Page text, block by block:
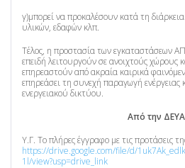
γ)μπορεί να προκαλέσουν κατά τη
υλικών, εδαφών κλπ.
Τέλος, η προστασία των εγκαταστάσεων
επειδή λειτουργούν σε ανοιχτούς χώρους
επηρεαστούν από ακραία καιρικά
επηρεάσει τη συνεχή παραγωγή ενέργειας
ενεργειακού δικτύου.
Από την
Υ.Γ. Το πλήρες έγγραφο με τις προτάσεις
https://drive.google.com/file/d/
1l/view?usp=drive_link